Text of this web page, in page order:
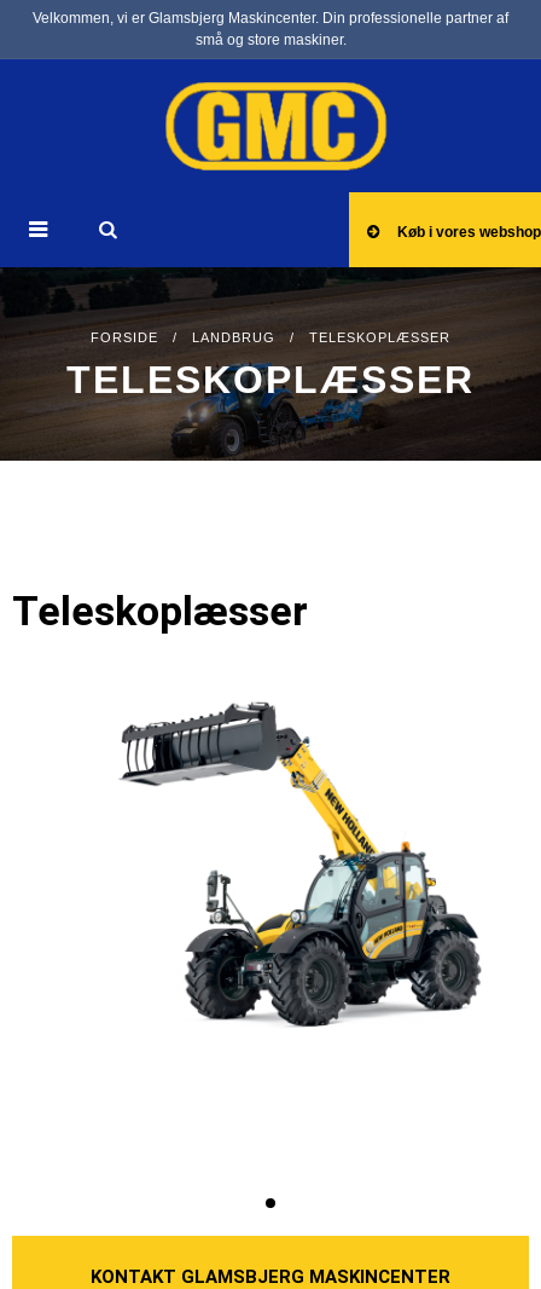
Velkommen, vi er Glamsbjerg Maskincenter. Din professionelle partner af
små og store maskiner.
Køb i vores webshop
FORSIDE / LANDBRUG / TELESKOPLÆSSER
TELESKOPLÆSSER
Teleskoplæsser
KONTAKT GLAMSBJERG MASKINCENTER